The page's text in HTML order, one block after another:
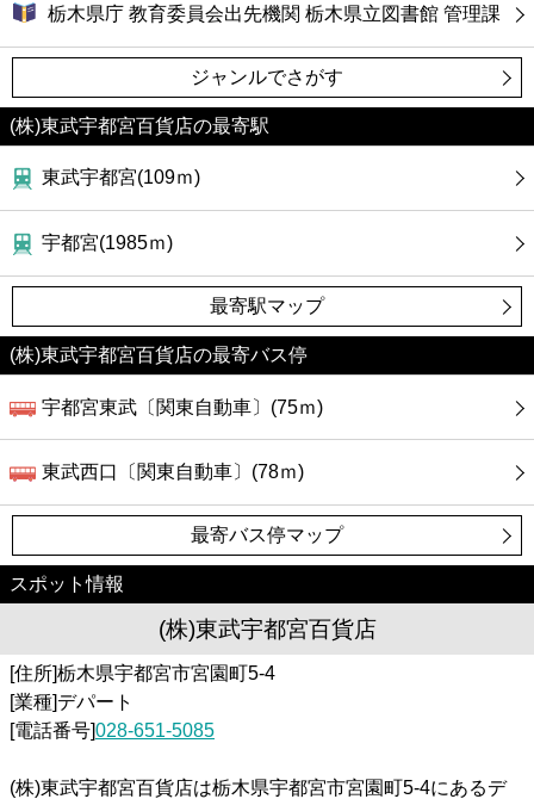
栃木県庁 教育委員会出先機関 栃木県立図書館 管理課
ジャンルでさがす
(株)東武宇都宮百貨店の最寄駅
東武宇都宮(109ｍ)
宇都宮(1985ｍ)
最寄駅マップ
(株)東武宇都宮百貨店の最寄バス停
宇都宮東武〔関東自動車〕(75ｍ)
東武西口〔関東自動車〕(78ｍ)
最寄バス停マップ
スポット情報
(株)東武宇都宮百貨店
[住所]栃木県宇都宮市宮園町5-4
[業種]デパート
[電話番号]028-651-5085
(株)東武宇都宮百貨店は栃木県宇都宮市宮園町5-4にあるデ